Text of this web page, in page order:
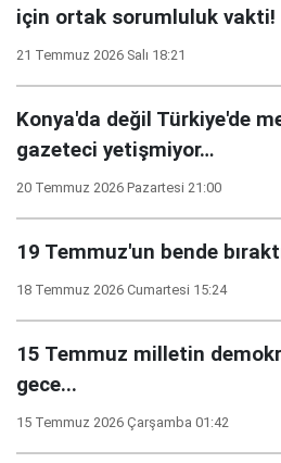
için ortak sorumluluk vakti!
21 Temmuz 2026 Salı 18:21
Konya'da değil Türkiye'de
gazeteci yetişmiyor…
20 Temmuz 2026 Pazartesi 21:00
19 Temmuz'un bende
18 Temmuz 2026 Cumartesi 15:24
15 Temmuz milletin
gece...
15 Temmuz 2026 Çarşamba 01:42